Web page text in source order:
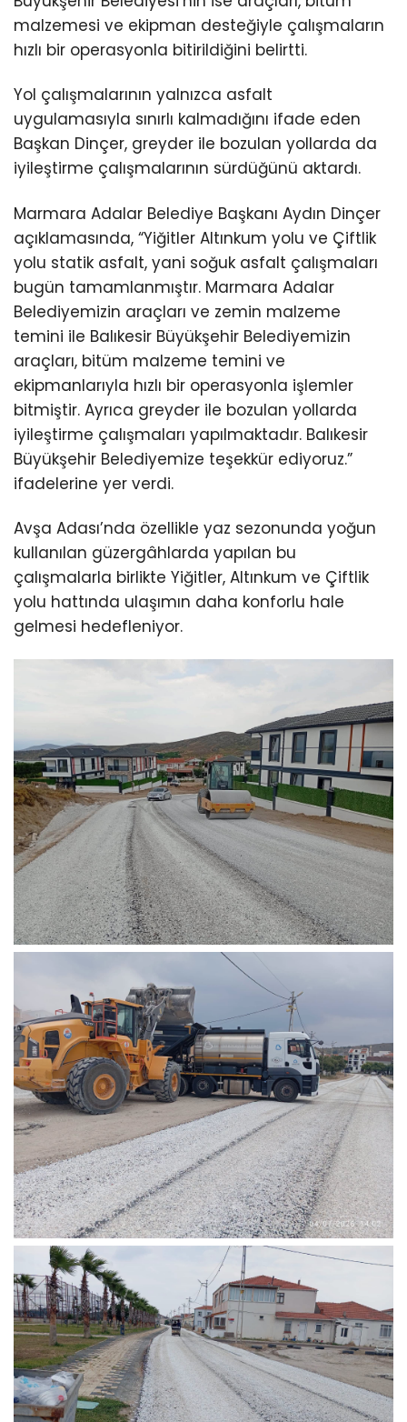
malzemesi ve ekipman desteğiyle çalışmaların
hızlı bir operasyonla bitirildiğini belirtti.
Yol çalışmalarının yalnızca asfalt
uygulamasıyla sınırlı kalmadığını ifade eden
Başkan Dinçer, greyder ile bozulan yollarda da
iyileştirme çalışmalarının sürdüğünü aktardı.
Marmara Adalar Belediye Başkanı Aydın Dinçer
açıklamasında, “Yiğitler Altınkum yolu ve Çiftlik
yolu statik asfalt, yani soğuk asfalt çalışmaları
bugün tamamlanmıştır. Marmara Adalar
Belediyemizin araçları ve zemin malzeme
temini ile Balıkesir Büyükşehir Belediyemizin
araçları, bitüm malzeme temini ve
ekipmanlarıyla hızlı bir operasyonla işlemler
bitmiştir. Ayrıca greyder ile bozulan yollarda
iyileştirme çalışmaları yapılmaktadır. Balıkesir
Büyükşehir Belediyemize teşekkür ediyoruz.”
ifadelerine yer verdi.
Avşa Adası’nda özellikle yaz sezonunda yoğun
kullanılan güzergâhlarda yapılan bu
çalışmalarla birlikte Yiğitler, Altınkum ve Çiftlik
yolu hattında ulaşımın daha konforlu hale
gelmesi hedefleniyor.